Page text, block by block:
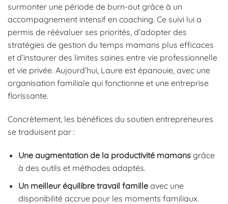
surmonter une période de burn-out grâce à un
accompagnement intensif en coaching. Ce suivi lui a
permis de réévaluer ses priorités, d’adopter des
stratégies de gestion du temps mamans plus efficaces
et d’instaurer des limites saines entre vie professionnelle
et vie privée. Aujourd’hui, Laure est épanouie, avec une
organisation familiale qui fonctionne et une entreprise
florissante.
Concrètement, les bénéfices du soutien entrepreneures
se traduisent par :
Une augmentation de la productivité mamansgrâce
à des outils et méthodes adaptés.
Un meilleur équilibre travail familleavec une
disponibilité accrue pour les moments familiaux.